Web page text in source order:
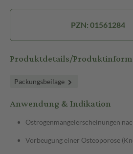
PZN: 01561284
Produktdetails/
Packungsbeilage
Anwendung & Indikation
Östrogenmangelerscheinungen
Vorbeugung einer Osteoporose